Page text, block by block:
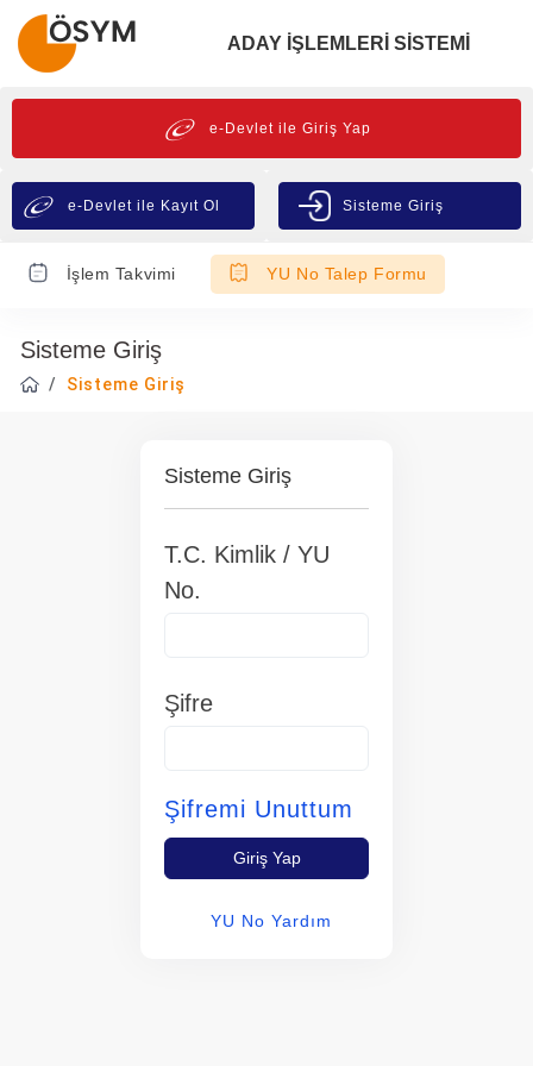
ADAY İŞLEMLERİ SİSTEMİ
e-Devlet ile Giriş Yap
e-Devlet ile Kayıt Ol Sisteme Giriş
İşlem Takvimi YU No Talep Formu
Sisteme Giriş
Sisteme Giriş
Sisteme Giriş
T.C. Kimlik / YU
No.
Şifre
Şifremi Unuttum
Giriş Yap
YU No Yardım